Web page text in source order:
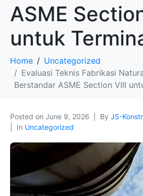
ASME
untuk
Home
Uncategorized
Evaluasi Teknis Fabrikasi
Berstandar ASME Section VIII
Posted on June 9, 2026 By JS-
In Uncategorized